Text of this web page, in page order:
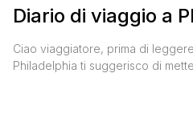
Diario di viaggio a
Ciao viaggiatore, prima di
Philadelphia ti suggerisco di